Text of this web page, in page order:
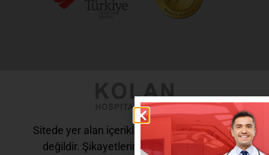
Sitede yer alan içerikler tanı ve tedavi amaçlı
değildir. Şikayetleriniz için doktorunuza